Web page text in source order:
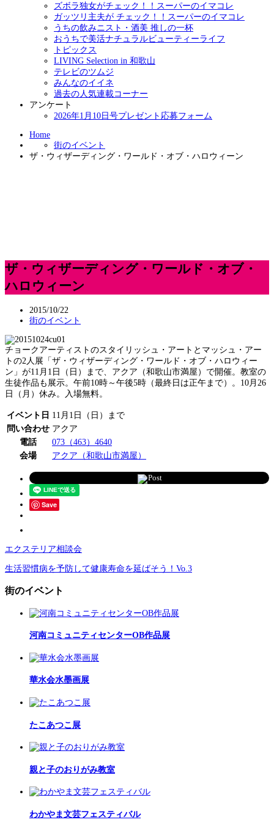
ズボラ独女がチェック！！スーパーのイマコレ
ガッツリ主夫が チェック！！スーパーのイマコレ
うちの飲みニスト・酒美 推しの一杯
おうちで美活ナチュラルビューティーライフ
トピックス
LIVING Selection in 和歌山
テレビのツムジ
みんなのイイネ
過去の人気連載コーナー
アンケート
2026年1月10日号プレゼント応募フォーム
Home
街のイベント
ザ・ウィザーディング・ワールド・オブ・ハロウィーン
ザ・ウィザーディング・ワールド・オブ・
ハロウィーン
2015/10/22
街のイベント
チョークアーティストのスタイリッシュ・アートとマッシュ・アー
トの2人展「ザ・ウィザーディング・ワールド・オブ・ハロウィー
ン」が11月1日（日）まで、アクア（和歌山市満屋）で開催。教室の
生徒作品も展示。午前10時～午後5時（最終日は正午まで）。10月26
日（月）休み。入場無料。
イベント日 11月1日（日）まで
問い合わせ アクア
電話
073（463）4640
会場
アクア（和歌山市満屋）
Post
Save
エクステリア相談会
生活習慣病を予防して健康寿命を延ばそう！Vo.3
街のイベント
河南コミュニティセンターOB作品展
華水会水墨画展
たこあつこ展
親と子のおりがみ教室
わかやま文芸フェスティバル